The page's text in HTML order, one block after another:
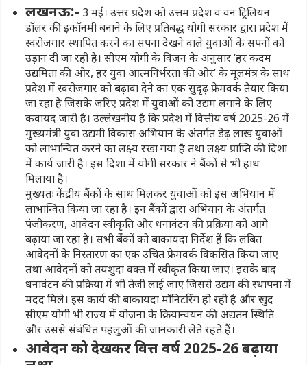
लखनऊ:- 3 मई। उत्तर प्रदेश को उत्तम प्रदेश व वन ट्रिलियन
डॉलर की इकॉनमी बनाने के लिए प्रतिबद्ध योगी सरकार द्वारा प्रदेश में
स्वरोजगार स्थापित करने का सपना देखने वाले युवाओं के सपनों को
उड़ान दी जा रही है। सीएम योगी के विजन के अनुसार ‘हर कदम
उद्यमिता की ओर, हर युवा आत्मनिर्भरता की ओर’ के मूलमंत्र के साथ
प्रदेश में स्वरोजगार को बढ़ावा देने का एक सुदृढ़ फ्रेमवर्क तैयार किया
जा रहा है जिसके जरिए प्रदेश में युवाओं को उद्यम लगाने के लिए
कवायद जारी है। उल्लेखनीय है कि प्रदेश में वित्तीय वर्ष 2025-26 में
मुख्यमंत्री युवा उद्यमी विकास अभियान के अंतर्गत डेढ़ लाख युवाओं
को लाभान्वित करने का लक्ष्य रखा गया है तथा लक्ष्य प्राप्ति की दिशा
में कार्य जारी है। इस दिशा में योगी सरकार ने बैंकों से भी हाथ
मिलाया है।
मुख्यतः केंद्रीय बैंकों के साथ मिलकर युवाओं को इस अभियान में
लाभान्वित किया जा रहा है। इन बैंकों द्वारा अभियान के अंतर्गत
पंजीकरण, आवेदन स्वीकृति और धनावंटन की प्रक्रिया को आगे
बढ़ाया जा रहा है। सभी बैंकों को बाकायदा निर्देश हैं कि लंबित
आवेदनों के निस्तारण का एक उचित फ्रेमवर्क विकसित किया जाए
तथा आवेदनों को तयशुदा वक्त में स्वीकृत किया जाए। इसके बाद
धनावंटन की प्रक्रिया में भी तेजी लाई जाए जिससे उद्यम की स्थापना में
मदद मिले। इस कार्य की बाकायदा मॉनिटरिंग हो रही है और खुद
सीएम योगी भी राज्य में योजना के क्रियान्वयन की अद्यतन स्थिति
और उससे संबंधित पहलुओं की जानकारी लेते रहते हैं।
आवेदन को देखकर वित्त वर्ष 2025-26 बढ़ाया